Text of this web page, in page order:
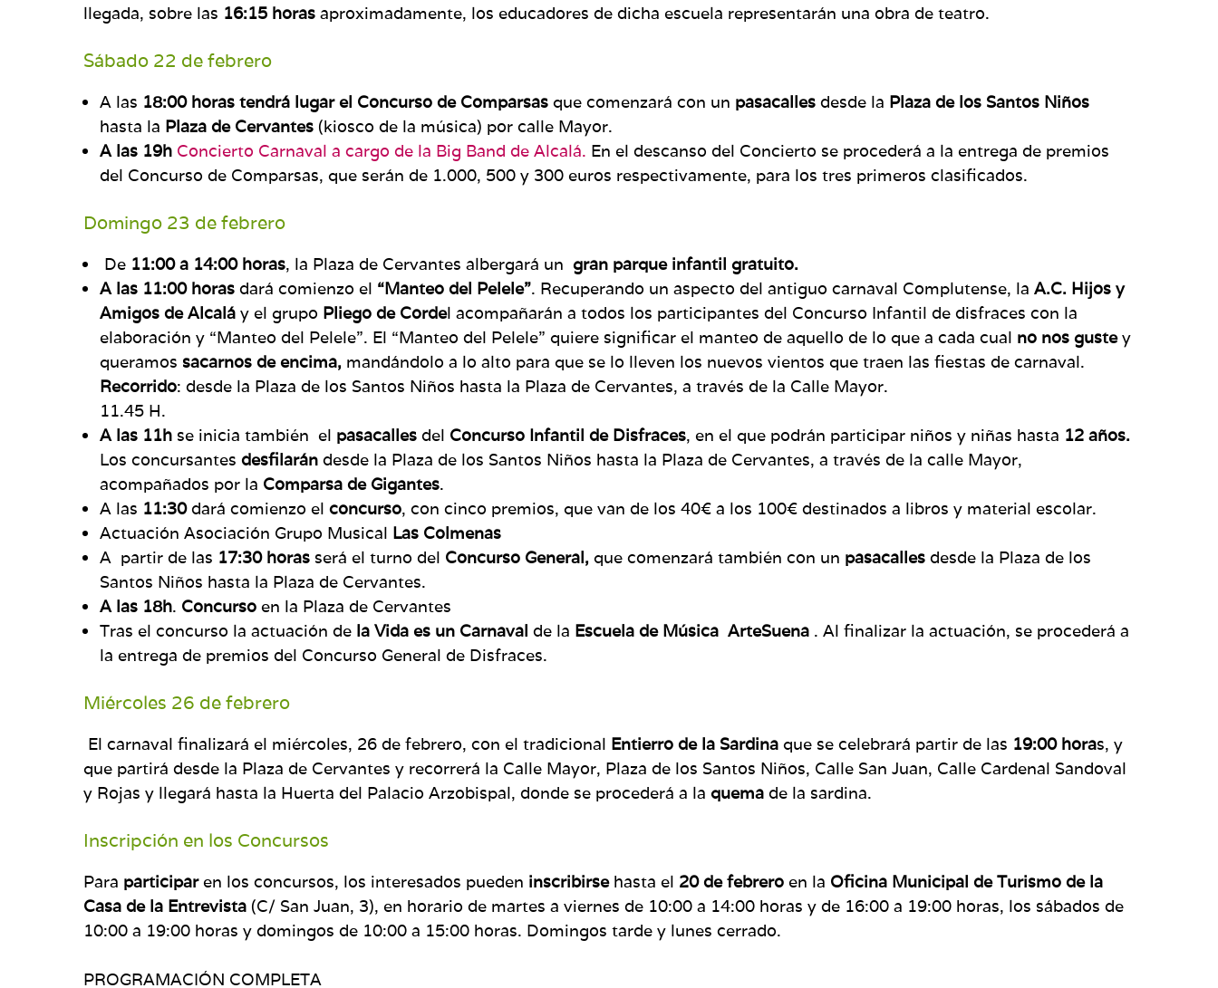
llegada, sobre las 16:15 horas aproximadamente, los educadores de dicha escuela representarán una obra de teatro.
Sábado 22 de febrero
A las 18:00 horas tendrá lugar el Concurso de Comparsas que comenzará con un pasacalles desde la Plaza de los Santos Niños
hasta la Plaza de Cervantes (kiosco de la música) por calle Mayor.
A las 19h Concierto Carnaval a cargo de la Big Band de Alcalá. En el descanso del Concierto se procederá a la entrega de premios
del Concurso de Comparsas, que serán de 1.000, 500 y 300 euros respectivamente, para los tres primeros clasificados.
Domingo 23 de febrero
De 11:00 a 14:00 horas, la Plaza de Cervantes albergará un gran parque infantil gratuito.
A las 11:00 horas dará comienzo el “Manteo del Pelele”. Recuperando un aspecto del antiguo carnaval Complutense, la A.C. Hijos y
Amigos de Alcalá y el grupo Pliego de Cordel acompañarán a todos los participantes del Concurso Infantil de disfraces con la
elaboración y “Manteo del Pelele”. El “Manteo del Pelele” quiere significar el manteo de aquello de lo que a cada cual no nos gustey
queramos sacarnos de encima, mandándolo a lo alto para que se lo lleven los nuevos vientos que traen las fiestas de carnaval.
Recorrido: desde la Plaza de los Santos Niños hasta la Plaza de Cervantes, a través de la Calle Mayor.
11.45 H.
A las 11h se inicia también el pasacalles del Concurso Infantil de Disfraces, en el que podrán participar niños y niñas hasta 12 años.
Los concursantes desfilarán desde la Plaza de los Santos Niños hasta la Plaza de Cervantes, a través de la calle Mayor,
acompañados por la Comparsa de Gigantes.
A las 11:30dará comienzo el concurso, con cinco premios, que van de los 40€ a los 100€ destinados a libros y material escolar.
Actuación Asociación Grupo Musical Las Colmenas
A partir de las 17:30 horas será el turno del Concurso General, que comenzará también con un pasacalles desde la Plaza de los
Santos Niños hasta la Plaza de Cervantes.
A las 18h. Concurso en la Plaza de Cervantes
Tras el concurso la actuación de la Vida es un Carnaval de la Escuela de Música ArteSuena . Al finalizar la actuación, se procederá a
la entrega de premios del Concurso General de Disfraces.
Miércoles 26 de febrero
El carnaval finalizará el miércoles, 26 de febrero, con el tradicional Entierro de la Sardina que se celebrará partir de las 19:00 horas, y
que partirá desde la Plaza de Cervantes y recorrerá la Calle Mayor, Plaza de los Santos Niños, Calle San Juan, Calle Cardenal Sandoval
y Rojas y llegará hasta la Huerta del Palacio Arzobispal, donde se procederá a la quema de la sardina.
Inscripción en los Concursos
Para participaren los concursos, los interesados pueden inscribirsehasta el 20 de febrero en la Oficina Municipal de Turismo de la
Casa de la Entrevista (C/ San Juan, 3), en horario de martes a viernes de 10:00 a 14:00 horas y de 16:00 a 19:00 horas, los sábados de
10:00 a 19:00 horas y domingos de 10:00 a 15:00 horas. Domingos tarde y lunes cerrado.
PROGRAMACIÓN COMPLETA